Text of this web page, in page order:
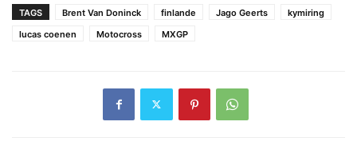
TAGS Brent Van Doninck finlande Jago Geerts
kymiring
lucas coenen
Motocross MXGP